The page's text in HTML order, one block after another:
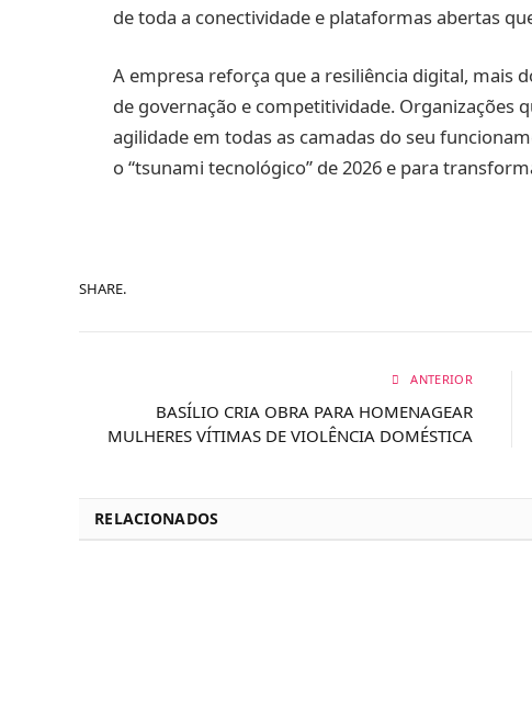
de toda a conectividade e plataformas abertas
A empresa reforça que a resiliência digital, mais
de governação e competitividade. Organizações
agilidade em todas as camadas do seu
o “tsunami tecnológico” de 2026 e para
SHARE.
ANTERIOR
BASÍLIO CRIA OBRA PARA HOMENAGEAR
MULHERES VÍTIMAS DE VIOLÊNCIA DOMÉSTICA
RELACIONADOS